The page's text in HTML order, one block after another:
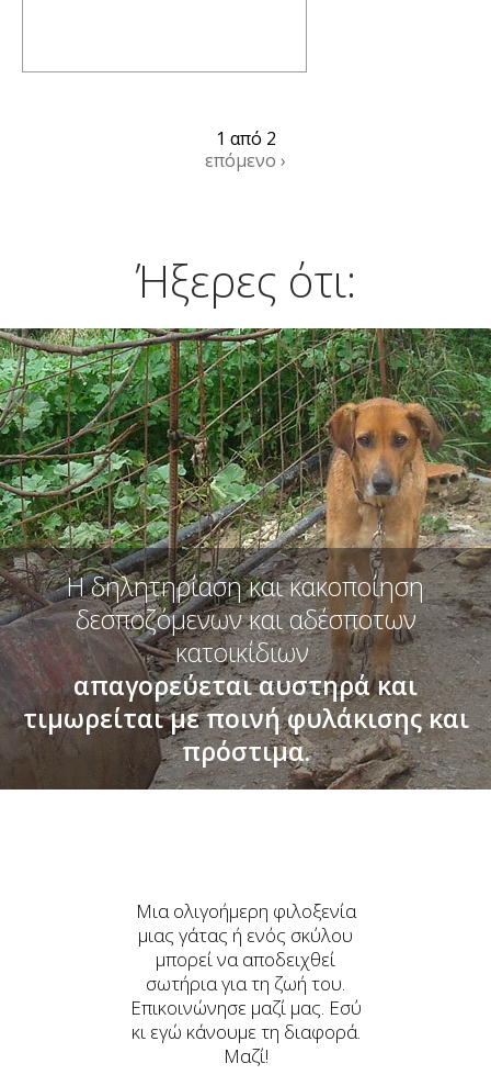
1 από 2
επόμενο ›
Ήξερες ότι:
Η δηλητηρίαση και κακοποίηση
δεσποζόμενων και αδέσποτων
κατοικίδιων
απαγορεύεται αυστηρά και
τιμωρείται με ποινή φυλάκισης και
πρόστιμα.
Μια ολιγοήμερη φιλοξενία
μιας γάτας ή ενός σκύλου
μπορεί να αποδειχθεί
σωτήρια για τη ζωή του.
Επικοινώνησε μαζί μας. Εσύ
κι εγώ κάνουμε τη διαφορά.
Μαζί!